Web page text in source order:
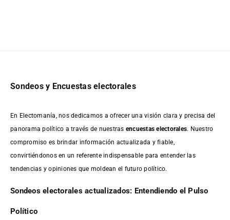
Sondeos y Encuestas electorales
En Electomanía, nos dedicamos a ofrecer una visión clara y precisa del
panorama político a través de nuestras encuestas electorales. Nuestro
compromiso es brindar información actualizada y fiable,
convirtiéndonos en un referente indispensable para entender las
tendencias y opiniones que moldean el futuro político.
Sondeos electorales actualizados: Entendiendo el Pulso
Político